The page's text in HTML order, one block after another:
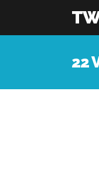
22